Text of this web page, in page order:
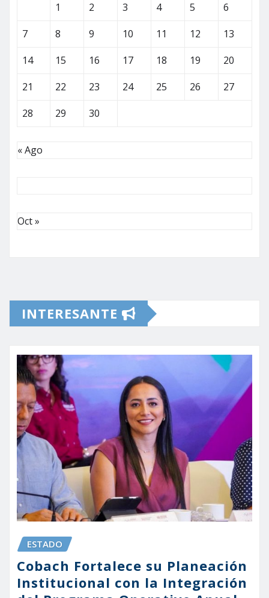
1 2 3 4 5
6
7
8 9 10 11 12
13
14
15 16 17 18 19
20
21
22 23 24 25 26
27
28
29 30
« Ago
Oct »
INTERESANTE
ESTADO
Cobach Fortalece su Planeación
Institucional con la Integración